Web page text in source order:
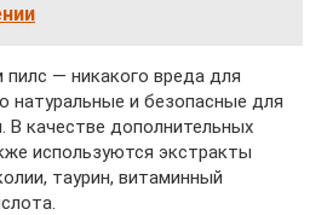
— никакого вреда для
натуральные и безопасные для
В качестве дополнительных
используются экстракты
таурин, витаминный